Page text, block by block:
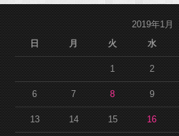
2019年1月
日
月 火 水
1 2
6 7 8 9
13 14 15 16